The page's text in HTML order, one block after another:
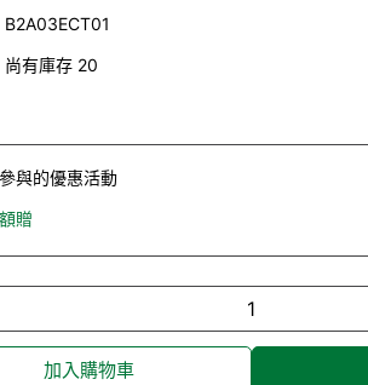
B2A03ECT01
尚有庫存 20
與的優惠活動
贈
加入購物車